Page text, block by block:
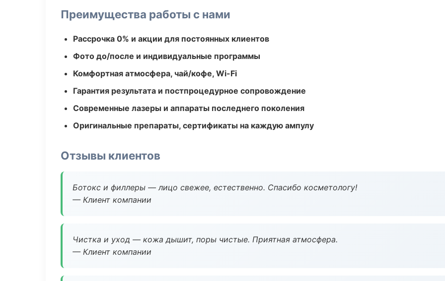
Преимущества работы с нами
Рассрочка 0% и акции для постоянных клиентов
Фото до/после и индивидуальные программы
Комфортная атмосфера, чай/кофе, Wi-Fi
Гарантия результата и постпроцедурное сопровождение
Современные лазеры и аппараты последнего поколения
Оригинальные препараты, сертификаты на каждую ампулу
Отзывы клиентов
Ботокс и филлеры — лицо свежее, естественно. Спасибо косметологу!
— Клиент компании
Чистка и уход — кожа дышит, поры чистые. Приятная атмосфера.
— Клиент компании